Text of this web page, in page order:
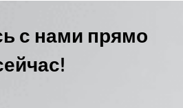
с нами прямо